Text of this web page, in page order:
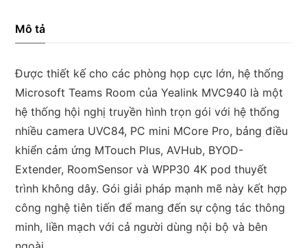
phòng
cực
số
lượng
Mô tả
Được thiết kế cho các phòng họp cực lớn, hệ thống
Microsoft Teams Room của Yealink MVC940 là một
hệ thống hội nghị truyền hình trọn gói với hệ thống
nhiều camera UVC84, PC mini MCore Pro, bảng điều
khiển cảm ứng MTouch Plus, AVHub, BYOD-
Extender, RoomSensor và WPP30 4K pod thuyết
trình không dây. Gói giải pháp mạnh mẽ này kết hợp
công nghệ tiên tiến để mang đến sự cộng tác thông
minh, liền mạch với cả người dùng nội bộ và bên